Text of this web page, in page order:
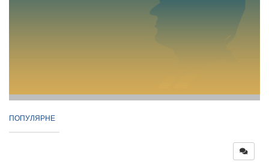
ПОПУЛЯРНЕ